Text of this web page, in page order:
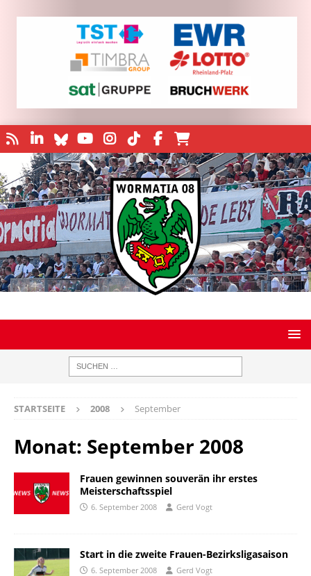
STARTSEITE 2008 September
Monat: September 2008
Frauen gewinnen souverän ihr erstes
Meisterschaftsspiel
6. September 2008 Gerd Vogt
Start in die zweite Frauen-Bezirksligasaison
6. September 2008 Gerd Vogt